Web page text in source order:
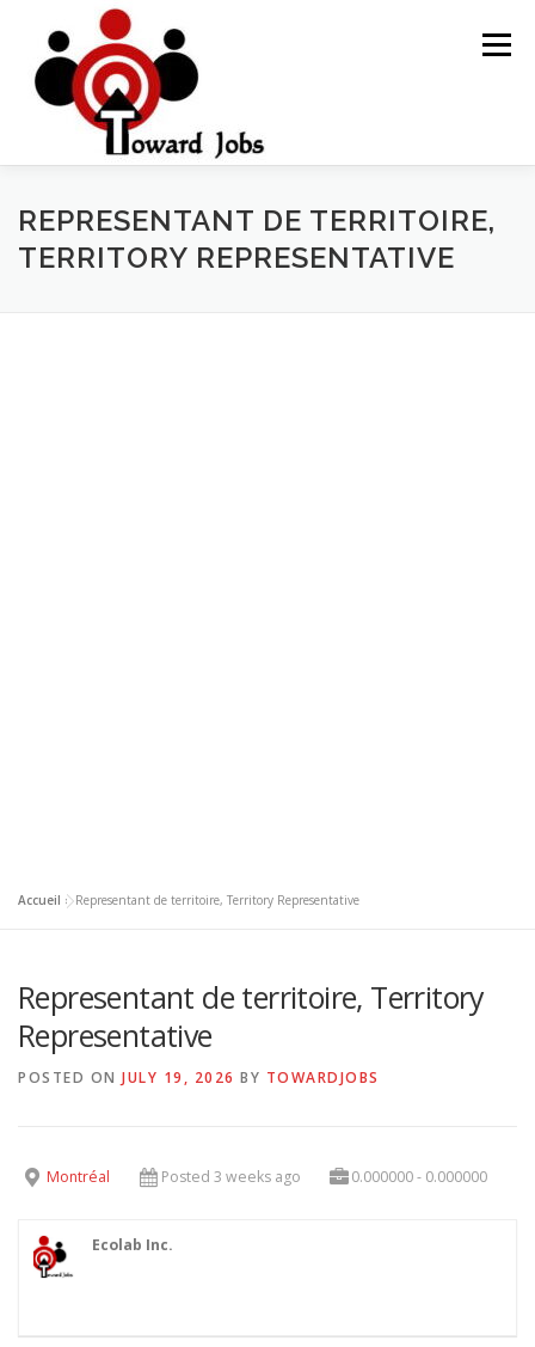
content
Menu
HOME JOBS OPPORTUNITY BLOG POSTS
REPRESENTANT DE TERRITOIRE,
TERRITORY REPRESENTATIVE
Accueil »Representant de territoire, Territory Representative
Representant de territoire, Territory
Representative
POSTED ON JULY 19, 2026 BY TOWARDJOBS
Montréal Posted 3 weeks ago 0.000000 - 0.000000
Ecolab Inc.